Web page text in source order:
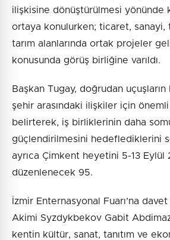
ilişkisine dönüştürülmesi yönünde
ortaya konulurken; ticaret, sanayi,
tarım alanlarında ortak projeler
konusunda görüş birliğine varıldı.
Başkan Tugay, doğrudan uçuşların
şehir arasındaki ilişkiler için
belirterek, iş birliklerinin daha
güçlendirilmesini hedeflediklerini
ayrıca Çimkent heyetini 5-13
düzenlenecek 95.
İzmir Enternasyonal Fuarı’na
Akimi Syzdykbekov Gabit
kentin kültür, sanat, tanıtım ve